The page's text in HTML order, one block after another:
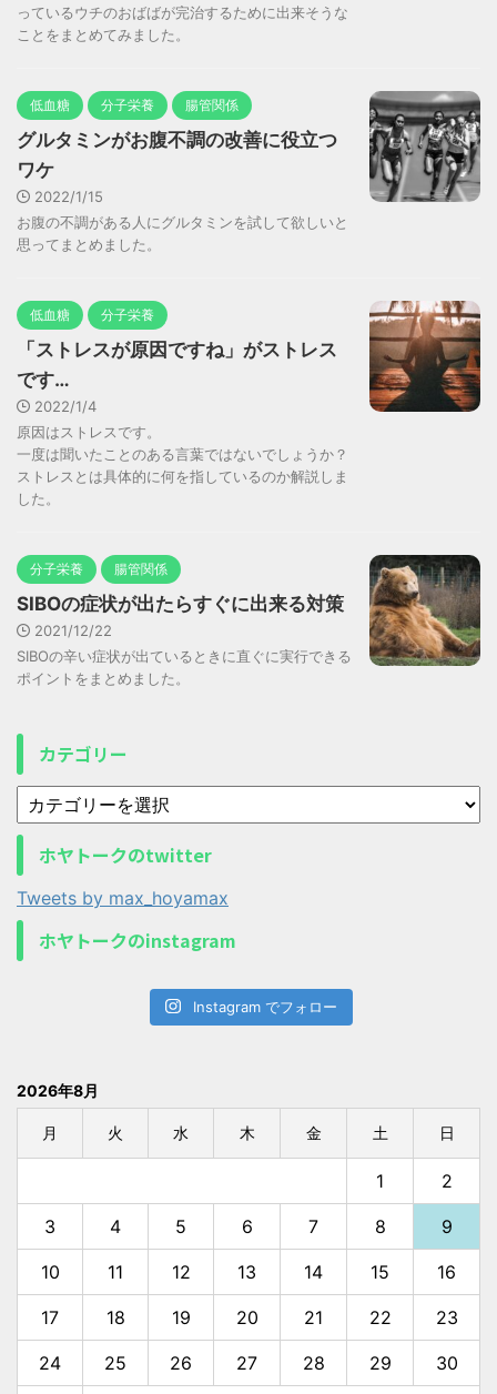
っているウチのおばばが完治するために出来そうな
ことをまとめてみました。
低血糖 分子栄養 腸管関係
グルタミンがお腹不調の改善に役立つ
ワケ
2022/1/15
お腹の不調がある人にグルタミンを試して欲しいと
思ってまとめました。
低血糖 分子栄養
「ストレスが原因ですね」がストレス
です…
2022/1/4
原因はストレスです。
一度は聞いたことのある言葉ではないでしょうか？
ストレスとは具体的に何を指しているのか解説しま
した。
分子栄養 腸管関係
SIBOの症状が出たらすぐに出来る対策
2021/12/22
SIBOの辛い症状が出ているときに直ぐに実行できる
ポイントをまとめました。
カテゴリー
ホヤトークのtwitter
Tweets by max_hoyamax
ホヤトークのinstagram
Instagram でフォロー
2026年8月
月 火 水 木 金 土 日
1 2
3 4 5 6 7 8 9
10 11 12 13 14 15 16
17 18 19 20 21 22 23
24 25 26 27 28 29 30